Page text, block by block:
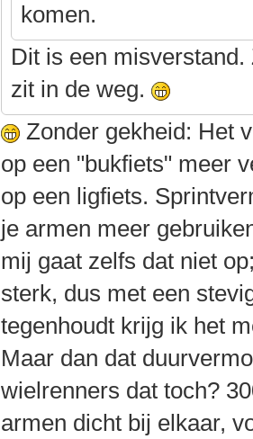
komen.
Dit is een
zit in de weg.
Zonder gekheid: Het
op een "bukfiets" meer
op een ligfiets.
je armen meer
mij gaat zelfs dat niet
sterk, dus met een
tegenhoudt krijg ik het
Maar dan dat
wielrenners dat toch?
armen dicht bij elkaar,